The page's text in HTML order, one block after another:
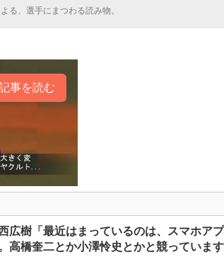
る、選手にまつわる読み物。
事を読む
広樹「最近はまっているのは、スマホア
高橋奎二とか小澤怜史とかと競っていま